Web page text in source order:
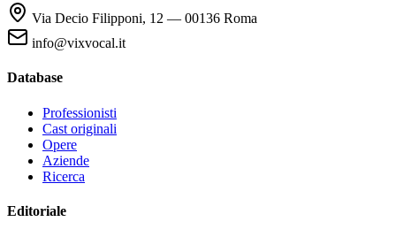
Via Decio Filipponi, 12 — 00136 Roma
info@vixvocal.it
Database
Professionisti
Cast originali
Opere
Aziende
Ricerca
Editoriale